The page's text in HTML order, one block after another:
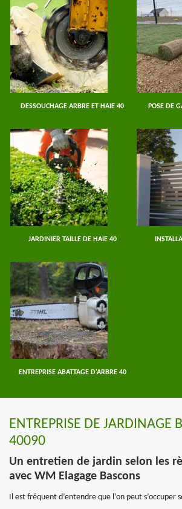
DESSOUCHAGE ARBRE ET HAIE 40 POSE DE
JARDINIER TAILLE DE HAIE 40
ENTREPRISE ABATTAGE D'ARBRE 40
ENTREPRISE DE JARDINAGE
40090
Un entretien de jardin selon les
avec WM Elagage Bascons
Il est fréquent d’entendre que l’on peut s’occuper